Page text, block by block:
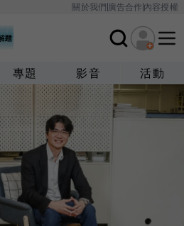
關於我們廣告合作內容授權
專題 影音 活動